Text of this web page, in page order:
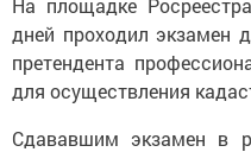
На площадке
дней проходил экзамен
претендента
для осуществления
Сдававшим экзамен в